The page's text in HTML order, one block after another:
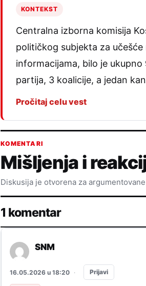
KONTEKST
Centralna izborna komisija
političkog subjekta za učešće
informacijama, bilo je
partija, 3 koalicije, a jedan
Pročitaj celu vest
KOMENTARI
Mišljenja i
Diskusija je otvorena za
1 komentar
SNM
16.05.2026 u 18:20 · Prijavi